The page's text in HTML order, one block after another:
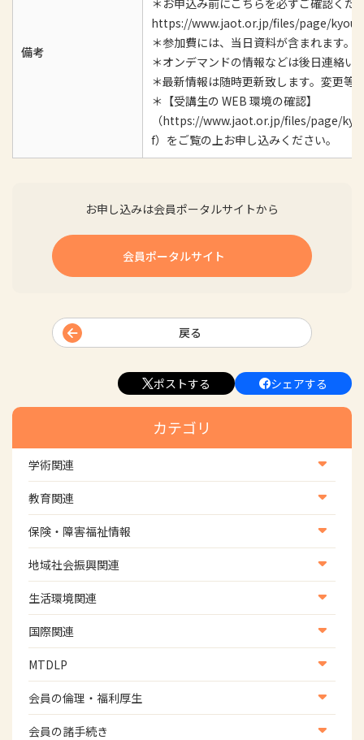
備考
＊お申込み前にこちらを必ずご確認くだ
https://www.jaot.or.jp/files/page/
＊参加費には、当日資料が含まれます。
＊オンデマンドの情報などは後日連絡
＊最新情報は随時更新致します。変更等
＊【受講生の WEB 環境の確認】
（https://www.jaot.or.jp/files/page/
f）をご覧の上お申し込みください。
お申し込みは会員ポータルサイトから
会員ポータルサイト
戻る
ポストする シェアする
カテゴリ
学術関連
学術・研究
学会
学術誌
教育関連
養成教育
生涯教育
研修会
協会認定資格試験・審査会情報
保険・障害福祉情報
医療保険情報
介護保険情報
児童福祉・障害福祉情報
地域社会振興関連
地域社会振興部地域事業支援課【認知症対策班】
地域社会振興部地域事業支援課【地域包括ケア推進班】
地域社会振興部地域事業支援課【運転と地域移動推進
班】
スポーツ振興関連
災害対策関連
生活環境関連
生活環境・福祉用具支援
国際関連
国際関連
WFOT等海外関連情報
MTDLP
MTDLP室
会員の倫理・福利厚生
会員向け団体保険のご案内
会員の諸手続き